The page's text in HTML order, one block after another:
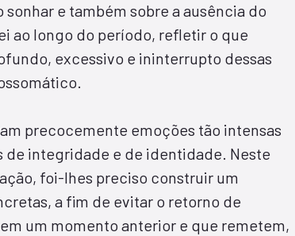
e também sobre a ausência do
ao longo do período, refletir o que
excessivo e ininterrupto dessas
precocemente emoções tão intensas
de integridade e de identidade. Neste
foi-lhes preciso construir um
a fim de evitar o retorno de
um momento anterior e que remetem,